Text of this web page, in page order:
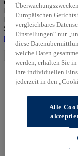
durch den zuständigen
Kontaktanfrage
Datenverarbeitung und
Sie in unserer
partners/autohaus-
Absenden
Europäischen
vergleichbares
Einstellungen“ nur
diese
welche Daten
werden, erhalten Sie in
Ihre individuellen
jederzeit in den
Alle